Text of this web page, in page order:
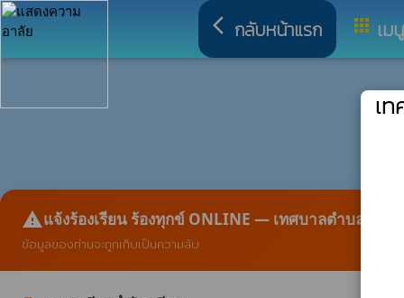
arrow_back_ios กลับหน้าแรก apps เม
report_problemแจ้งร้องเรียน ร้องทุกข์ ONLINE — เทศบาลตำบลกุดแ
ข้อมูลของท่านจะถูกเก็บเป็นความลับ
เ